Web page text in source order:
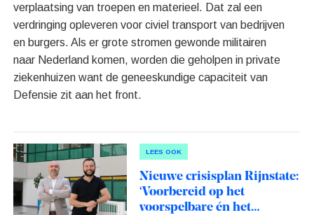
verplaatsing van troepen en materieel. Dat zal een
verdringing opleveren voor civiel transport van bedrijven
en burgers. Als er grote stromen gewonde militairen
naar Nederland komen, worden die geholpen in private
ziekenhuizen want de geneeskundige capaciteit van
Defensie zit aan het front.
LEES OOK
Nieuwe crisisplan Rijnstate:
‘Voorbereid op het
voorspelbare én het